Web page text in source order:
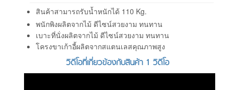
สินค้าสามารถรับน้ำหนักได้ 110 Kg.
พนักพิงผลิตจากไม้ ดีไซน์สวยงาม ทนทาน
เบาะที่นั่งผลิตจากไม้ ดีไซน์สวยงาม ทนทาน
โครงขาเก้าอี้ผลิตจากสแตนเลสคุณภาพสูง
วิดีโอที่เกี่ยวข้องกับสินค้า 1 วิดีโอ